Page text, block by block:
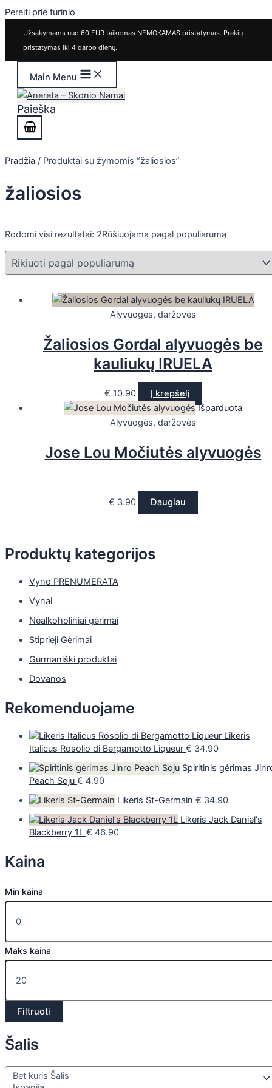
Pereiti prie turinio
Užsakymams nuo 60 EUR taikomas NEMOKAMAS pristatymas. Prekių
pristatymas iki 4 darbo dienų.
Main Menu
Paieška
Produktų kategorijos
Vyno PRENUMERATA
Vynai
Nealkoholiniai gėrimai
Stiprieji Gėrimai
Gurmaniški produktai
Dovanos
Rekomenduojame
Likeris
Italicus Rosolio di Bergamotto Liqueur € 34.90
Spiritinis gėrimas
Peach Soju € 4.90
Likeris St-Germain € 34.90
Likeris Jack Daniel's
Blackberry 1L € 46.90
Kaina
Min kaina
Maks kaina
Filtruoti
Šalis
Pradžia / Produktai su žymomis “žaliosios”
žaliosios
Rodomi visi rezultatai: 2Rūšiuojama pagal populiarumą
Alyvuogės, daržovės
Žaliosios Gordal alyvuogės be
kauliukų IRUELA
€ 10.90
Į krepšelį
Išparduota
Alyvuogės, daržovės
Jose Lou Močiutės alyvuogės
€ 3.90 Daugiau